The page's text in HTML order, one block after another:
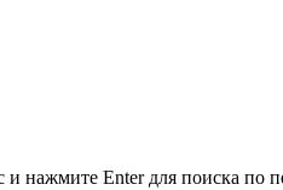
и нажмите Enter для поиска по